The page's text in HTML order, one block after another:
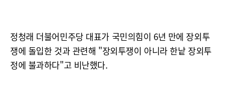
정청래 더불어민주당 대표가 국민의힘이 6년 만에 장외투
쟁에 돌입한 것과 관련해 "장외투쟁이 아니라 한낱 장외투
정에 불과하다"고 비난했다.